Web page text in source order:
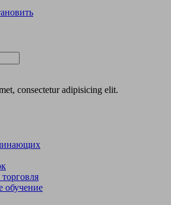
consectetur adipisicing elit.
обучение